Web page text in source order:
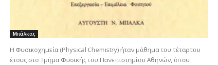
Μπάλκας
Η Φυσικοχημεία (Physical Chemistry) ήταν μάθημα του τέταρτου
έτους στο Τμήμα Φυσικής του Πανεπιστημίου Αθηνών, όπου